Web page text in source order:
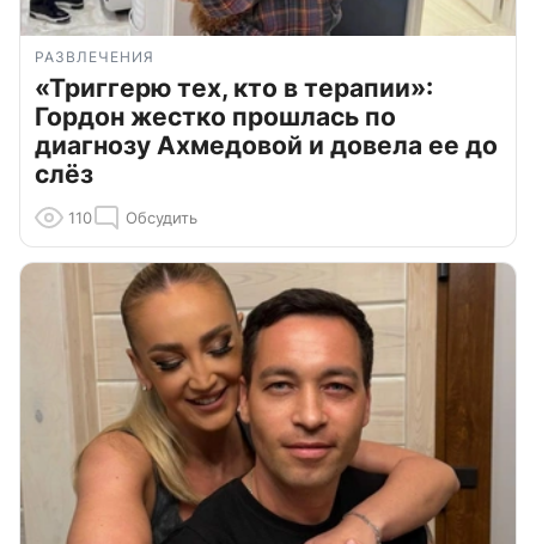
РАЗВЛЕЧЕНИЯ
«Триггерю тех, кто в терапии»:
Гордон жестко прошлась по
диагнозу Ахмедовой и довела ее до
слёз
110 Обсудить